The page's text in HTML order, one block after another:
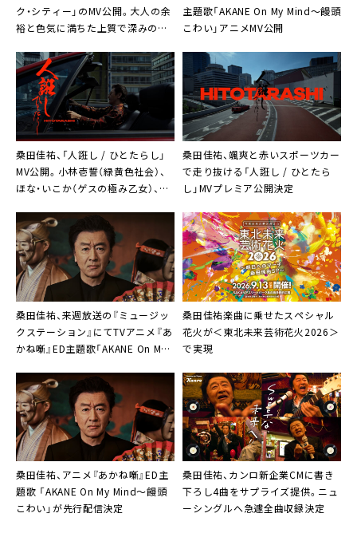
ク・シティー」のMV公開。大人の余
裕と色気に満ちた上質で深みのあ
主題歌「AKANE On My Mind〜饅頭
こわい」アニメMV公開
桑田佳祐、「人誑し / ひとたらし」
MV公開。小林壱誓（緑黄色社会）、
ほな・いこか（ゲスの極み乙女）、俳
桑田佳祐、颯爽と赤いスポーツカー
で走り抜ける「人誑し / ひとたら
し」MVプレミア公開決定
桑田佳祐、来週放送の『ミュージッ
クステーション』にてTVアニメ『あ
かね噺』ED主題歌「AKANE On My
桑田佳祐楽曲に乗せたスペシャル
花火が＜東北未来芸術花火2026＞
で実現
桑田佳祐、アニメ『あかね噺』ED主
題歌 「AKANE On My Mind〜饅頭
こわい」が先行配信決定
桑田佳祐、カンロ新企業CMに書き
下ろし4曲をサプライズ提供。ニュ
ーシングルへ急遽全曲収録決定